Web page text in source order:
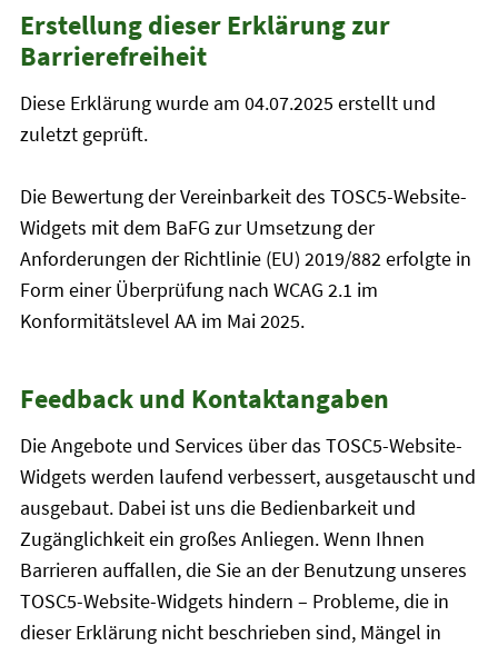
Erstellung dieser Erklärung zur
Barrierefreiheit
Diese Erklärung wurde am 04.07.2025 erstellt und
zuletzt geprüft.
Die Bewertung der Vereinbarkeit des TOSC5-Website-
Widgets mit dem BaFG zur Umsetzung der
Anforderungen der Richtlinie (EU) 2019/882 erfolgte in
Form einer Überprüfung nach WCAG 2.1 im
Konformitätslevel AA im Mai 2025.
Feedback und Kontaktangaben
Die Angebote und Services über das TOSC5-Website-
Widgets werden laufend verbessert, ausgetauscht und
ausgebaut. Dabei ist uns die Bedienbarkeit und
Zugänglichkeit ein großes Anliegen. Wenn Ihnen
Barrieren auffallen, die Sie an der Benutzung unseres
TOSC5-Website-Widgets hindern – Probleme, die in
dieser Erklärung nicht beschrieben sind, Mängel in